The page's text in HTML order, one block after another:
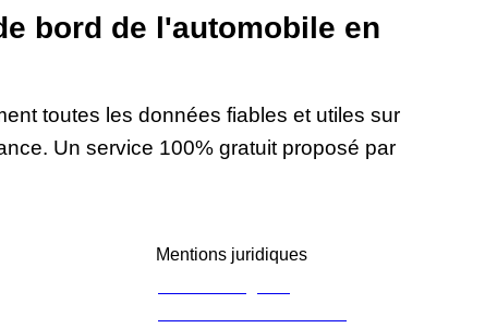
bord de l'automobile en
toutes les données fiables et utiles sur
Un service 100% gratuit proposé par
Mentions juridiques